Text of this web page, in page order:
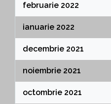
februarie 2022
ianuarie 2022
decembrie 2021
noiembrie 2021
octombrie 2021